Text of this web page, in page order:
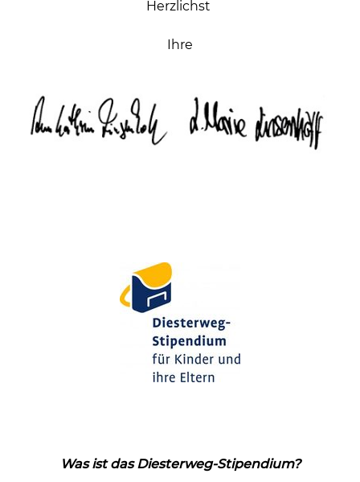
Herzlichst
Ihre
Was ist das Diesterweg-Stipendium?